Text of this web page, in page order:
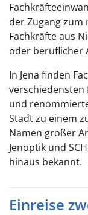
der Zugang
Fachkräfte aus
oder beruflicher
In Jena finden
verschiedensten
und
Stadt zu einem
Namen großer
Jenoptik und
hinaus bekannt.
Einreise